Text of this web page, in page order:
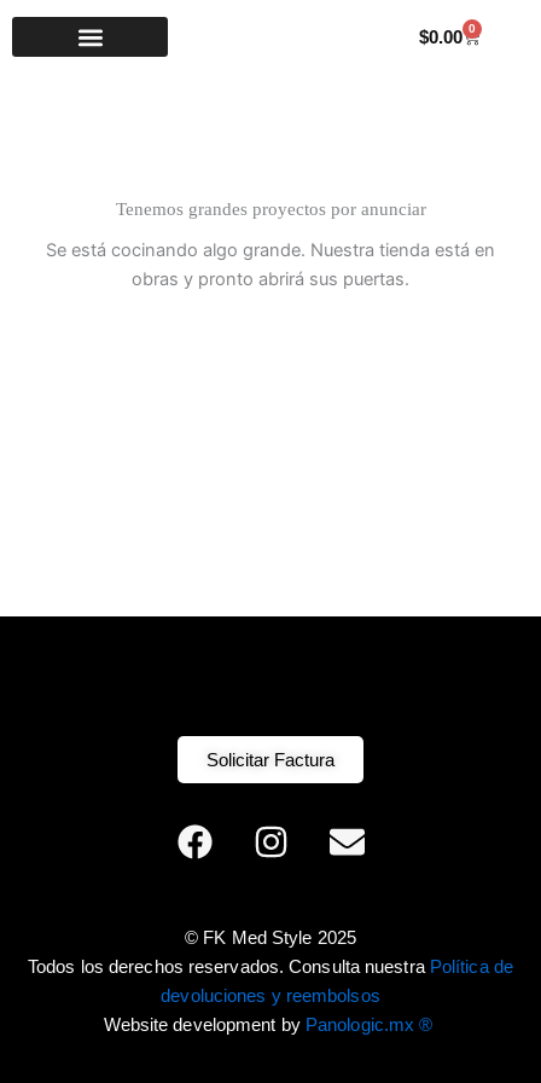
$0.00 0
Carrito
Tenemos grandes proyectos por anunciar
Se está cocinando algo grande. Nuestra tienda está en
obras y pronto abrirá sus puertas.
Solicitar Factura
F
a
e
b
o
o
I
n
t
a
g
r
E
n
e
l
o
p
© FK Med Style 2025
Todos los derechos reservados. Consulta nuestra Política de
devoluciones y reembolsos
Website development by Panologic.mx ®